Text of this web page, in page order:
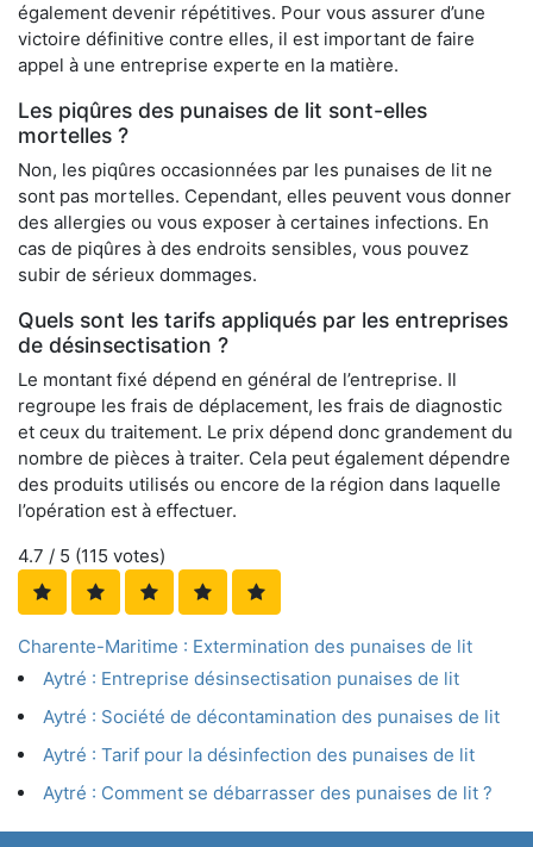
également devenir répétitives. Pour vous assurer d’une
victoire définitive contre elles, il est important de faire
appel à une entreprise experte en la matière.
Les piqûres des punaises de lit sont-elles
mortelles ?
Non, les piqûres occasionnées par les punaises de lit ne
sont pas mortelles. Cependant, elles peuvent vous donner
des allergies ou vous exposer à certaines infections. En
cas de piqûres à des endroits sensibles, vous pouvez
subir de sérieux dommages.
Quels sont les tarifs appliqués par les entreprises
de désinsectisation ?
Le montant fixé dépend en général de l’entreprise. Il
regroupe les frais de déplacement, les frais de diagnostic
et ceux du traitement. Le prix dépend donc grandement du
nombre de pièces à traiter. Cela peut également dépendre
des produits utilisés ou encore de la région dans laquelle
l’opération est à effectuer.
4.7 / 5 (115 votes)
Charente-Maritime : Extermination des punaises de lit
Aytré : Entreprise désinsectisation punaises de lit
Aytré : Société de décontamination des punaises de lit
Aytré : Tarif pour la désinfection des punaises de lit
Aytré : Comment se débarrasser des punaises de lit ?